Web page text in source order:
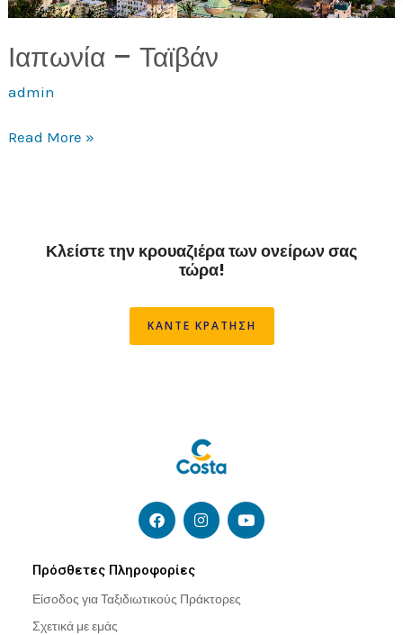
Ιαπωνία – Ταϊβάν
admin
Read More »
Κλείστε την κρουαζιέρα των ονείρων σας
τώρα!
ΚΑΝΤΕ ΚΡΑΤΗΣΗ
F
a
c
b
o
I
n
s
r
Y
o
u
Πρόσθετες Πληροφορίες
Είσοδος για Ταξιδιωτικούς Πράκτορες
Σχετικά με εμάς